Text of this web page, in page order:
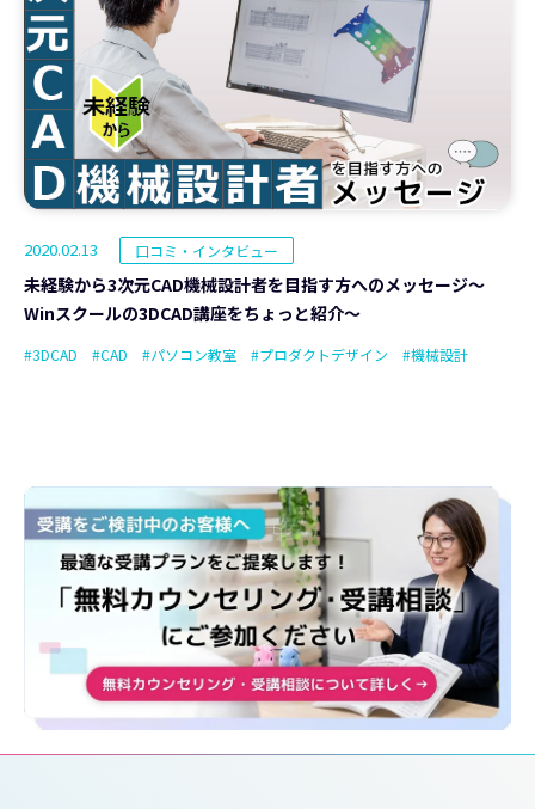
2020.02.13 口コミ・インタビュー
未経験から3次元CAD機械設計者を目指す方へのメッセージ～
Winスクールの3DCAD講座をちょっと紹介～
#3DCAD #CAD #パソコン教室 #プロダクトデザイン #機械設計